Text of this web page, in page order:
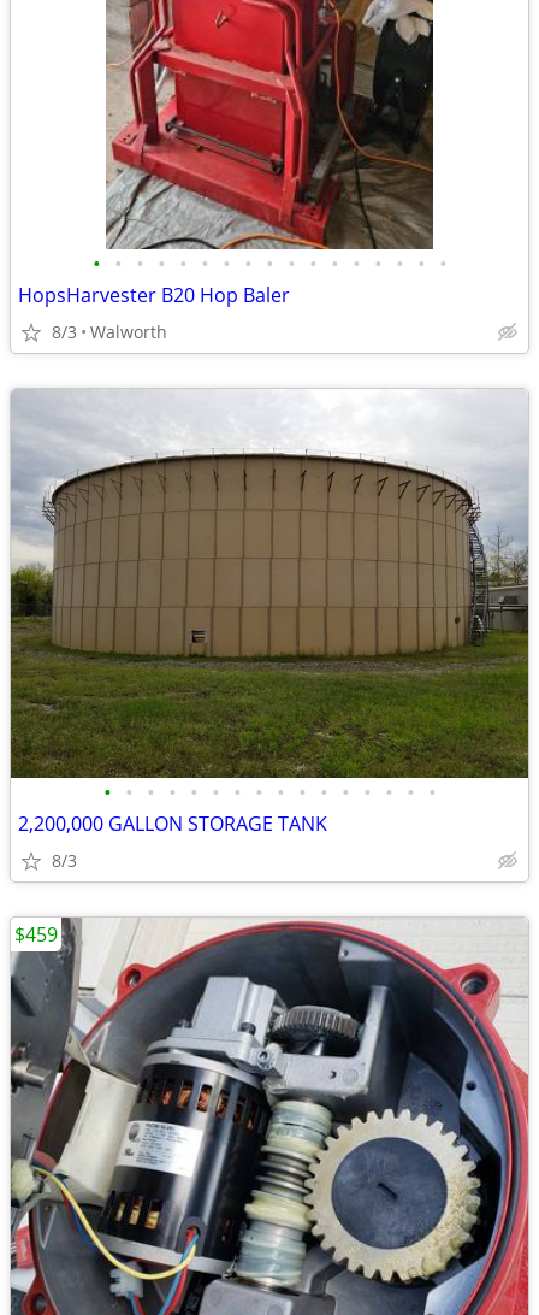
• • • • • • • • • • • • • • • • •
HopsHarvester B20 Hop Baler
8/3 Walworth
• • • • • • • • • • • • • • • •
2,200,000 GALLON STORAGE TANK
8/3
$459